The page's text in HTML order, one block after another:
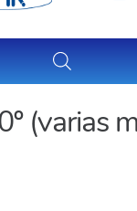
(varias